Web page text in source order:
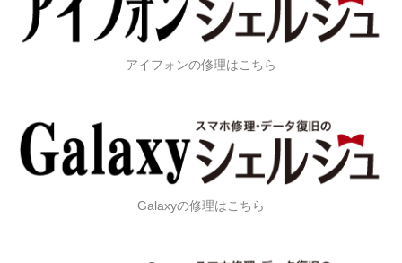
アイフォンの修理はこちら
Galaxyの修理はこちら